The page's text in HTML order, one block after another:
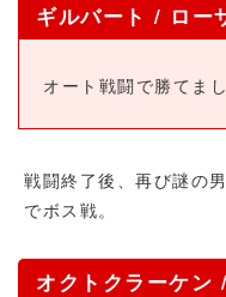
ギルバート / ロー
オート戦闘で勝てまし
戦闘終了後、再び謎の
でボス戦。
オクトクラーケン